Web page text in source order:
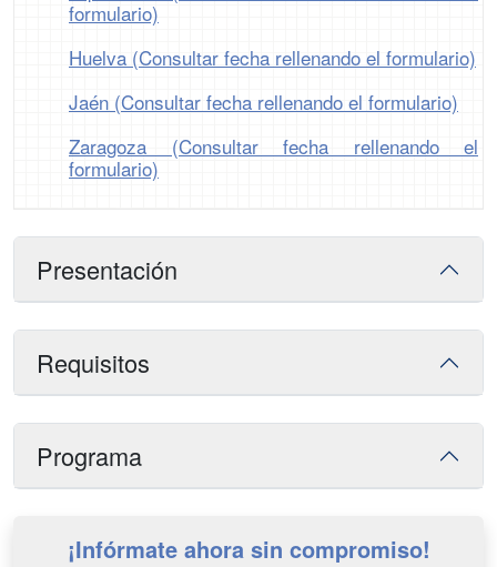
formulario)
Huelva (Consultar fecha rellenando el formulario)
Jaén (Consultar fecha rellenando el formulario)
Zaragoza (Consultar fecha rellenando el
formulario)
Presentación
Requisitos
Programa
¡Infórmate ahora sin compromiso!